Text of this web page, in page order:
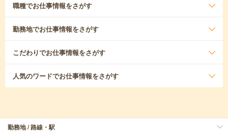
職種でお仕事情報をさがす
勤務地でお仕事情報をさがす
こだわりでお仕事情報をさがす
人気のワードでお仕事情報をさがす
勤務地 / 路線・駅